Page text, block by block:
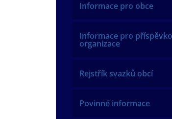
Informace pro obce
Informace pro
organizace
Rejstřík svazků obcí
Povinné informace